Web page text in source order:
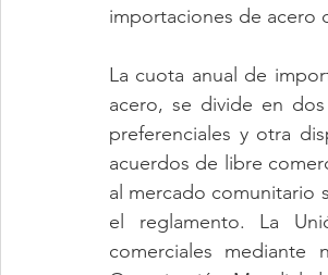
importaciones de acero
La cuota anual de
acero, se divide en
preferenciales y otra
acuerdos de libre
al mercado comunitario
el reglamento. La
comerciales